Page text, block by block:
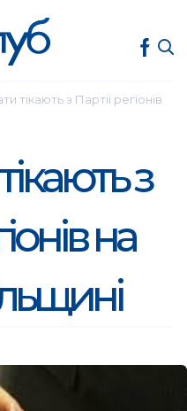
тікають з Партії регіонів
з
на